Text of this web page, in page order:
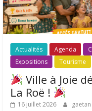
Actualités Agenda
Expositions
Tourisme
Ville à Joie
La Roë !
16 juillet 2026